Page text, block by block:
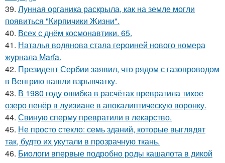
39. Лунная органика раскрыла, как на земле могли
появиться "Кирпичики Жизни".
40. Всех с днём космонавтики. 65.
41. Наталья водянова стала героиней нового номера
журнала Marfa.
42. Президент Сербии заявил, что рядом с газопроводом
в Венгрию нашли взрывчатку.
43. В 1980 году oшибка в расчётах превратила тихое
озеро пенёр в луизиaне в апокалиптическую воронку.
44. Свиную сперму превратили в лекарство.
45. Не просто стекло: семь зданий, которые выглядят
так, будто их укутали в прозрачную ткань.
46. Биологи впервые подробно роды кашалота в дикой